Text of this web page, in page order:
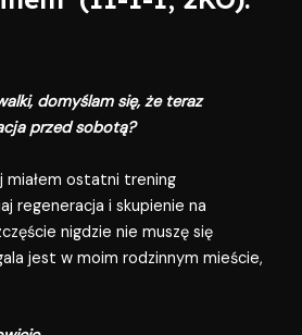
domyślam się, że teraz
przed sobotą?
miałem ostatni trening
regeneracja i skupienie na
nigdzie nie muszę się
jest w moim rodzinnym mieście,